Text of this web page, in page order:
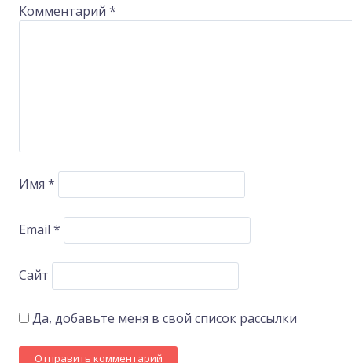
Комментарий *
Имя *
Email *
Сайт
Да, добавьте меня в свой список рассылки